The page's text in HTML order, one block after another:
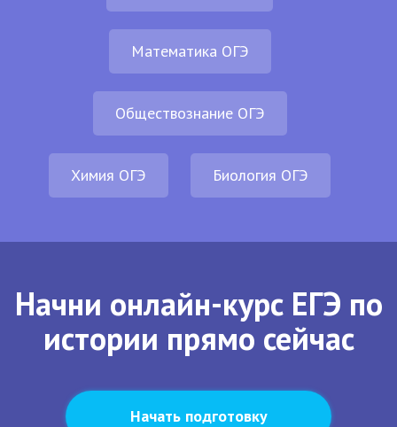
Математика ОГЭ
Обществознание ОГЭ
Химия ОГЭ Биология ОГЭ
Начни онлайн-курс ЕГЭ по
истории прямо сейчас
Начать подготовку